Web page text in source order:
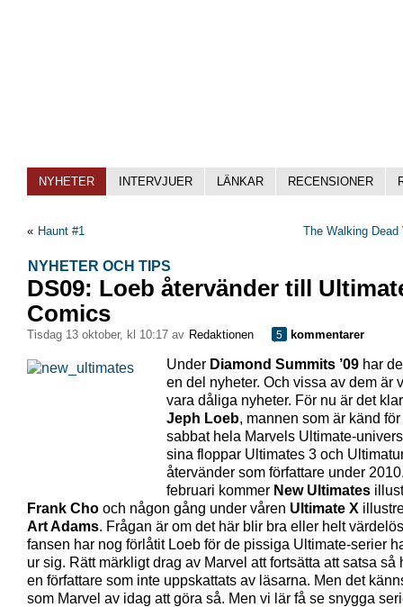
NYHETER INTERVJUER LÄNKAR RECENSIONER
« Haunt #1 The Walking Dead
NYHETER OCH TIPS
DS09: Loeb återvänder till
Comics
tisdag 13 oktober, kl 10:17 av Redaktionen 5 kommentarer
Under Diamond Summits ’09 har
en del nyheter. Och vissa av dem är
vara dåliga nyheter. För nu är det
Jeph Loeb, mannen som är känd för
sabbat hela Marvels Ultimate-
sina floppar Ultimates 3 och
återvänder som författare under
februari kommer New Ultimates
Frank Cho och någon gång under våren Ultimate X
Art Adams. Frågan är om det här blir bra eller helt
fansen har nog förlåtit Loeb för de pissiga Ultimate-serier
ur sig. Rätt märkligt drag av Marvel att fortsätta att satsa så
en författare som inte uppskattats av läsarna. Men det
som Marvel av idag att göra så. Men vi lär få se snygga